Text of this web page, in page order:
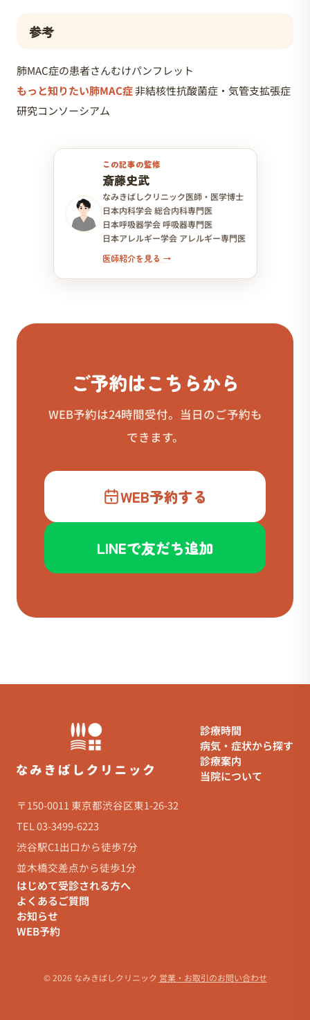
参考
肺MAC症の患者さんむけパンフレット
もっと知りたい肺MAC症非結核性抗酸菌症・気管支拡張症
研究コンソーシアム
この記事の監修
斎藤史武
なみきばしクリニック医師・医学博士
日本内科学会 総合内科専門医
日本呼吸器学会 呼吸器専門医
日本アレルギー学会 アレルギー専門医
医師紹介を見る →
ご予約はこちらから
WEB予約は24時間受付。当日のご予約も
できます。
WEB予約する
LINEで友だち追加
〒150-0011 東京都渋谷区東1-26-32
TEL 03-3499-6223
渋谷駅C1出口から徒歩7分
並木橋交差点から徒歩1分
診療時間
病気・症状から探す
診療案内
当院について
はじめて受診される方へ
よくあるご質問
お知らせ
WEB予約
© 2026 なみきばしクリニック 営業・お取引のお問い合わせ